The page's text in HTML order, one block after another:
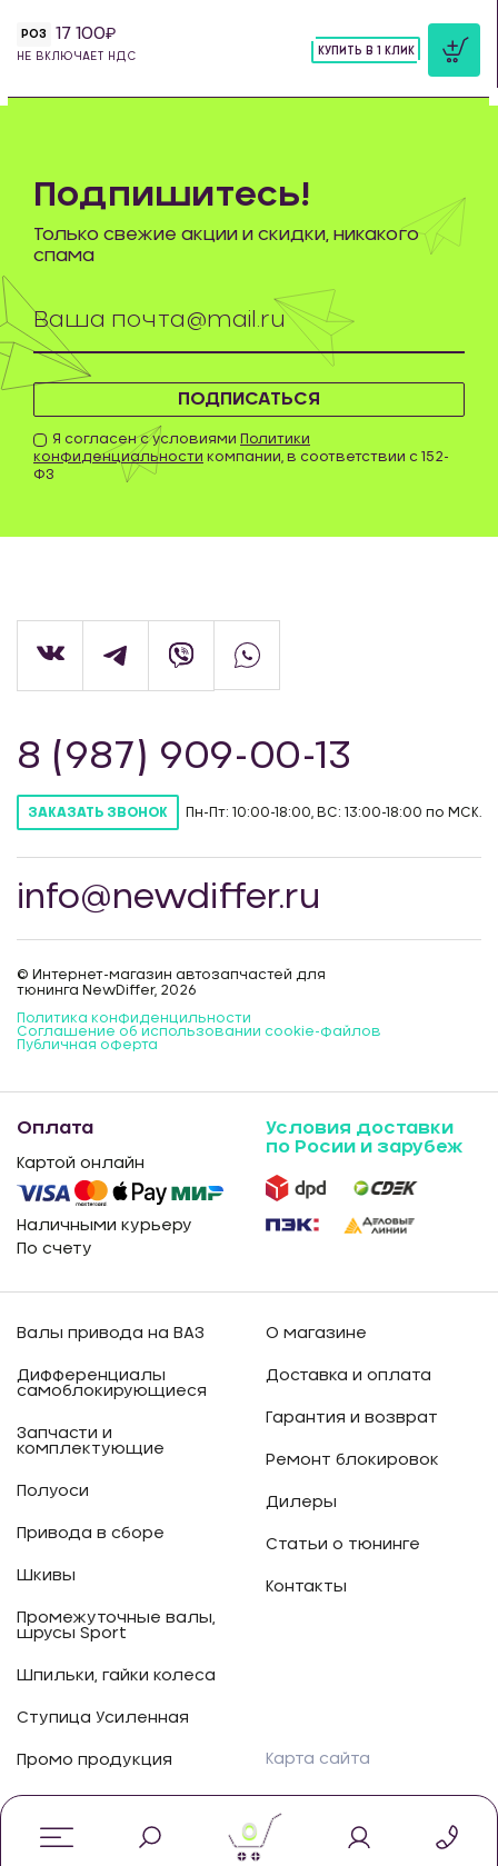
РОЗ 17 100
НЕ ВКЛЮЧАЕТ НДС
КУПИТЬ В 1 КЛИК
ПОДПИСАТЬСЯ
Я согласен с условиями Политики
конфиденциальности компании, в соответствии с 152-
ФЗ
Подпишитесь!
Только свежие акции и скидки, никакого
спама
8 (987) 909-00-13
ЗАКАЗАТЬ ЗВОНОК Пн-Пт: 10:00-18:00, ВС: 13:00-18:00 по МСК.
info@newdiffer.ru
© Интернет-магазин автозапчастей для
тюнинга NewDiffer, 2026
Политика конфиденцильности
Соглашение об использовании cookie-файлов
Публичная оферта
Оплата
Картой онлайн
Наличными курьеру
По счету
Условия доставки
по Росии и зарубеж
Валы привода на ВАЗ
Дифференциалы
самоблокирующиеся
Запчасти и
комплектующие
Полуоси
Привода в сборе
Шкивы
Промежуточные валы,
шрусы Sport
Шпильки, гайки колеса
Ступица Усиленная
Промо продукция
О магазине
Доставка и оплата
Гарантия и возврат
Ремонт блокировок
Дилеры
Статьи о тюнинге
Контакты
Карта сайта
0